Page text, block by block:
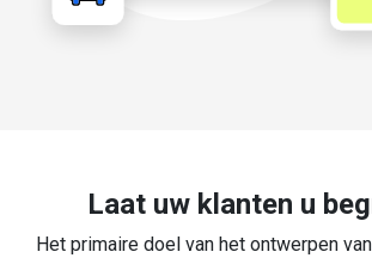
Laat uw klanten u
Het primaire doel van het ontwerpen